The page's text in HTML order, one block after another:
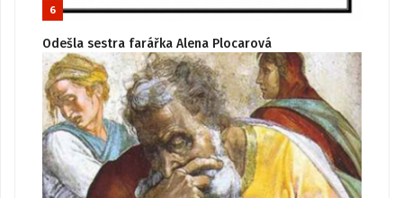
6
Odešla sestra farářka Alena Plocarová